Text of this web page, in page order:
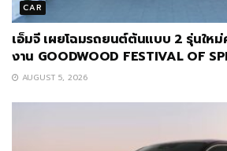
CAR
เอ็มจี เผยโฉมรถยนต์ต้นแบบ 2 รุ่นใหม่
งาน GOODWOOD FESTIVAL OF
AUGUST 5, 2026